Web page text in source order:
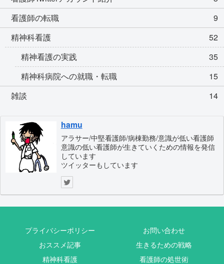
看護師の転職
9
精神科看護
52
精神看護の実践
35
精神科病院への就職・転職
15
雑談
14
hamu
アラサー/中堅看護師/病棟勤務/意識が低い看護師
意識の低い看護師が生きていくための情報を発信
しています
ツイッターもしています
プライバシーポリシー
お問い合わせ
おススメ記事
生きるための戦略
精神科看護
看護師の処世術